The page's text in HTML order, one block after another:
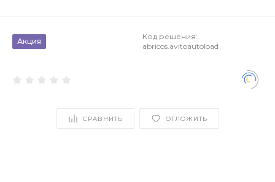
Акция
Код решения:
abricos.avitoautoload
СРАВНИТЬ ОТЛОЖИТЬ